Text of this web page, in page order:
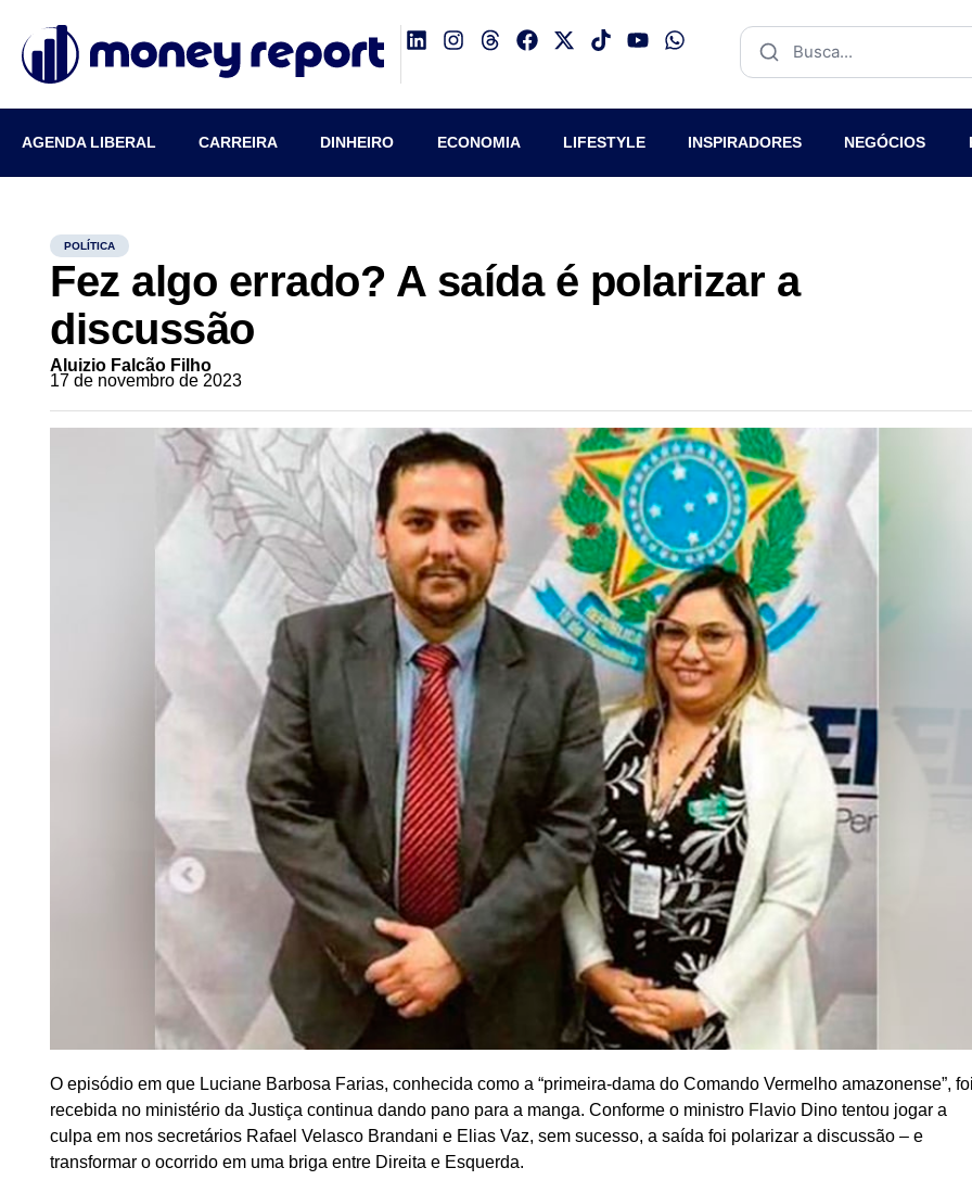
AGENDA LIBERAL CARREIRA DINHEIRO ECONOMIA LIFESTYLE INSPIRADORES NEGÓCIOS
POLÍTICA
Fez algo errado? A saída é polarizar a
discussão
Aluizio Falcão Filho
17 de novembro de 2023
O episódio em que Luciane Barbosa Farias, conhecida como a “primeira-dama do Comando Vermelho amazonense”,
recebida no ministério da Justiça continua dando pano para a manga. Conforme o ministro Flavio Dino tentou jogar a
culpa em nos secretários Rafael Velasco Brandani e Elias Vaz, sem sucesso, a saída foi polarizar a discussão – e
transformar o ocorrido em uma briga entre Direita e Esquerda.